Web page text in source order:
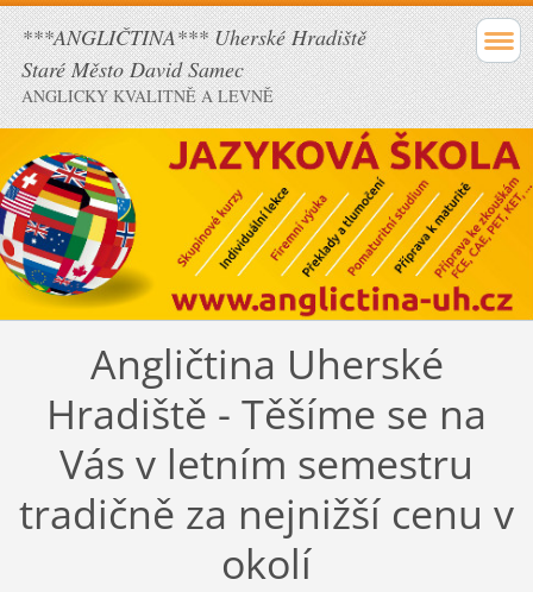
***ANGLIČTINA*** Uherské Hradiště
Staré Město David Samec
ANGLICKY KVALITNĚ A LEVNĚ
Angličtina Uherské
Hradiště - Těšíme se na
Vás v letním semestru
tradičně za nejnižší cenu v
okolí